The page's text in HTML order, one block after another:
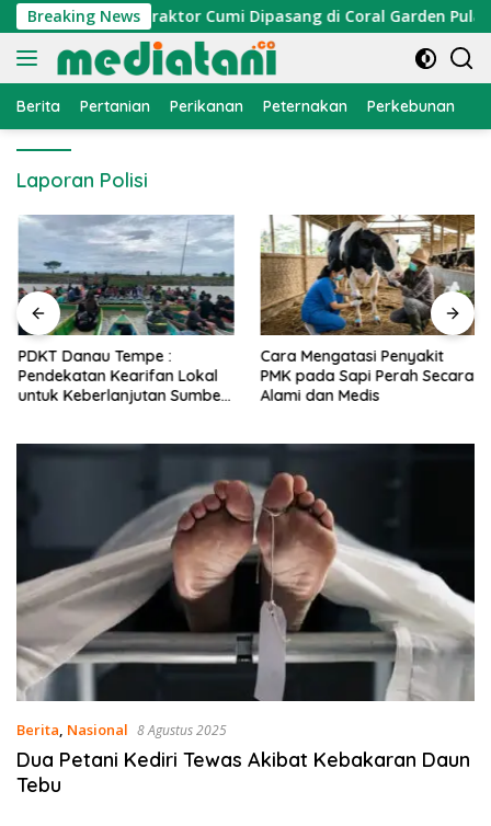
Langsung
ke
konten
Breaking News
Nelayan, Atraktor Cumi Dipasang di Coral Garden Pulau
Berita Pertanian Perikanan Peternakan Perkebunan
Laporan Polisi
PDKT Danau Tempe :
Pendekatan Kearifan Lokal
untuk Keberlanjutan Sumber
Cara Mengatasi Penyakit
PMK pada Sapi Perah Secara
Alami dan Medis
Berita, Nasional 8 Agustus 2025
Dua Petani Kediri Tewas Akibat Kebakaran Daun
Tebu